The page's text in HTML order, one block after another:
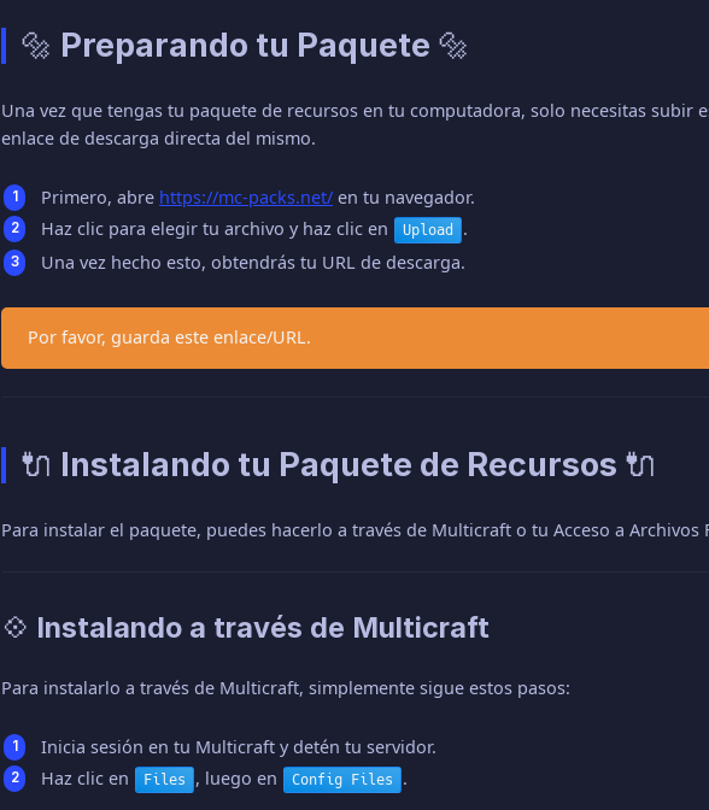
🔩 Preparando tu Paquete 🔩
Una vez que tengas tu paquete de recursos en tu computadora, solo necesitas subir
enlace de descarga directa del mismo.
Primero, abre https://mc-packs.net/ en tu navegador.
Haz clic para elegir tu archivo y haz clic en
Upload
.
Una vez hecho esto, obtendrás tu URL de descarga.
Por favor, guarda este enlace/URL.
🔌 Instalando tu Paquete de Recursos 🔌
Para instalar el paquete, puedes hacerlo a través de Multicraft o tu Acceso a Archivos
💠 Instalando a través de Multicraft
Para instalarlo a través de Multicraft, simplemente sigue estos pasos:
Inicia sesión en tu Multicraft y detén tu servidor.
Haz clic en
Files , luego en Config Files .